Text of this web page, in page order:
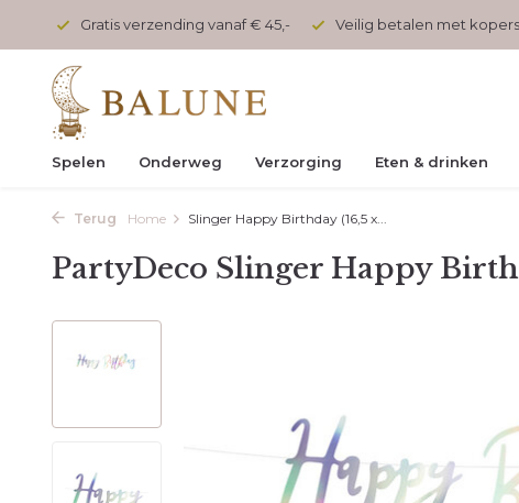
Gratis verzending vanaf € 45,- Veilig betalen met
Spelen Onderweg Verzorging Eten & drinken
Terug Home Slinger Happy Birthday (16,5 x...
PartyDeco Slinger Happy